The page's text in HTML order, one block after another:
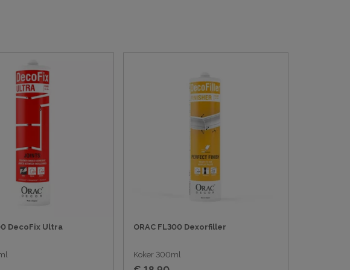
DecoFix Ultra ORAC FL300 Dexorfiller
Koker 300ml